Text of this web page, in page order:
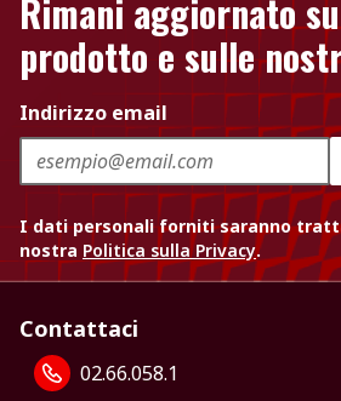
Rimani aggiornato
prodotto e sulle
Indirizzo email
I dati personali forniti saranno
nostra Politica sulla Privacy.
Contattaci
02.66.058.1